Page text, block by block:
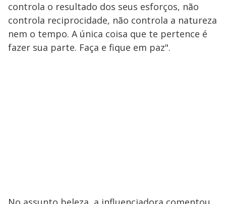
controla o resultado dos seus esforços, não
controla reciprocidade, não controla a natureza
nem o tempo. A única coisa que te pertence é
fazer sua parte. Faça e fique em paz".